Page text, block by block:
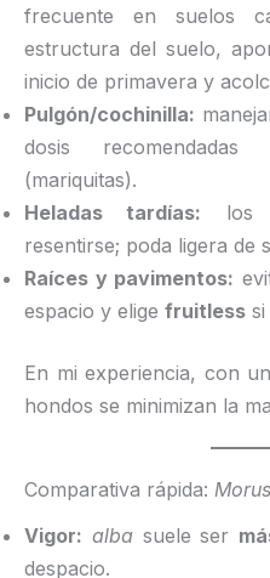
frecuente en suelos
estructura del suelo,
inicio de primavera y
Pulgón/cochinilla:
dosis
(mariquitas).
Heladas tardías: los
resentirse; poda ligera de
Raíces y pavimentos:
espacio y elige fruitless
En mi experiencia, con
hondos se minimizan la
Comparativa rápida:
Vigor: albasuele ser
despacio.